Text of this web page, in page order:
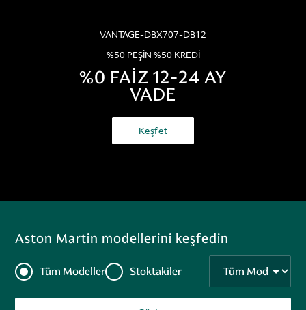
VANTAGE-DBX707-DB12
%50 PEŞİN %50 KREDİ
%0 FAİZ 12-24 AY
VADE
Keşfet
Aston Martin modellerini keşfedin
Tüm Modeller Stoktakiler